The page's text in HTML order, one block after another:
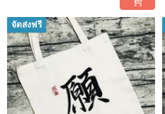
จัดส่งฟรี